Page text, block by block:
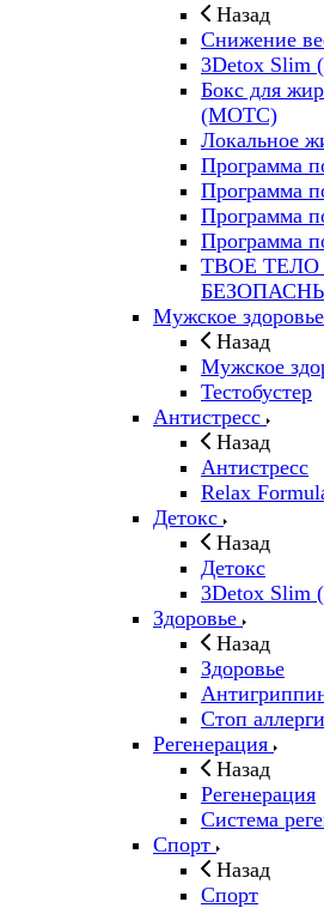
Назад
Снижение
3Detox Slim
Бокс для
(МОТС)
Локальное
Программа
Программа
Программа
Программа
ТВОЕ
Мужское здоровье
Назад
Мужское
Тестобустер
Антистресс
Назад
Антистресс
Relax
Детокс
Назад
Детокс
3Detox Slim
Здоровье
Назад
Здоровье
Стоп
Регенерация
Назад
Регенерация
Система
Спорт
Назад
Спорт